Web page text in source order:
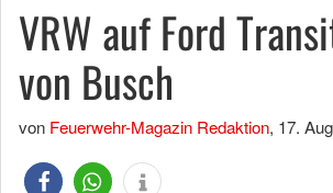
VRW auf Ford
von Busch
von Feuerwehr-Magazin Redaktion, 17.